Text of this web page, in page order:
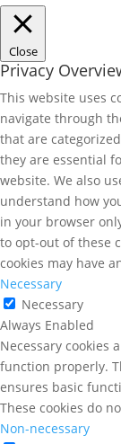
Close
Privacy
This website uses
navigate through
that are
they are essential
website. We also
understand how
in your browser
to opt-out of these
cookies may have
Necessary
Necessary
Always Enabled
Necessary cookies
function properly.
ensures basic
These cookies do
Non-necessary